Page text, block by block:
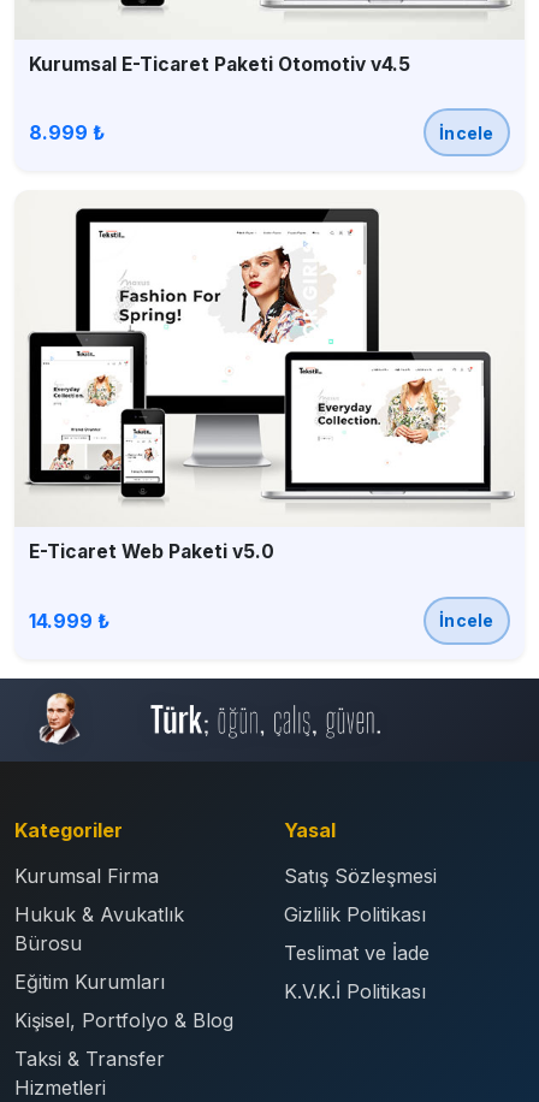
Kurumsal E-Ticaret Paketi Otomotiv v4.5
8.999 ₺ İncele
E-Ticaret Web Paketi v5.0
14.999 ₺ İncele
Kategoriler
Kurumsal Firma
Hukuk & Avukatlık
Bürosu
Eğitim Kurumları
Kişisel, Portfolyo & Blog
Taksi & Transfer
Hizmetleri
Yasal
Satış Sözleşmesi
Gizlilik Politikası
Teslimat ve İade
K.V.K.İ Politikası